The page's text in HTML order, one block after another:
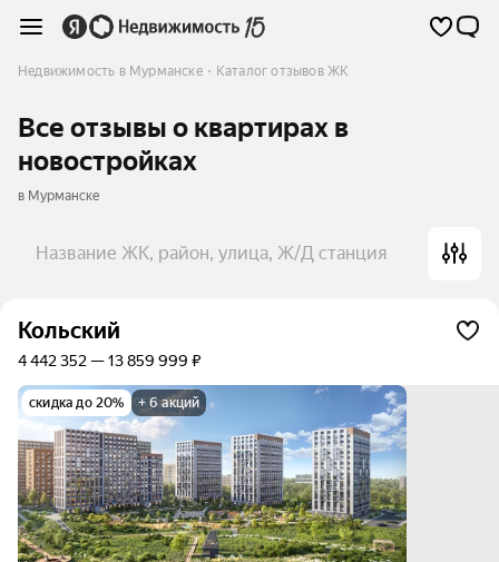
Каталог отзывов ЖК
Недвижимость в Мурманске
Все отзывы о квартирах в
новостройках
в Мурманске
Название ЖК, район, улица, Ж/Д станция
Кольский
4 442 352 — 13 859 999 ₽
скидка до 20% + 6 акций